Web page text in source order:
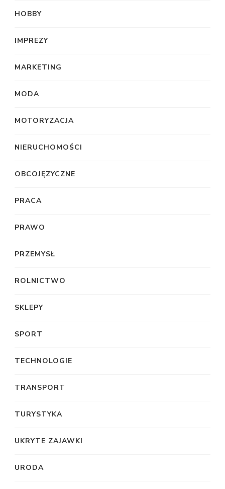
HOBBY
IMPREZY
MARKETING
MODA
MOTORYZACJA
NIERUCHOMOŚCI
OBCOJĘZYCZNE
PRACA
PRAWO
PRZEMYSŁ
ROLNICTWO
SKLEPY
SPORT
TECHNOLOGIE
TRANSPORT
TURYSTYKA
UKRYTE ZAJAWKI
URODA